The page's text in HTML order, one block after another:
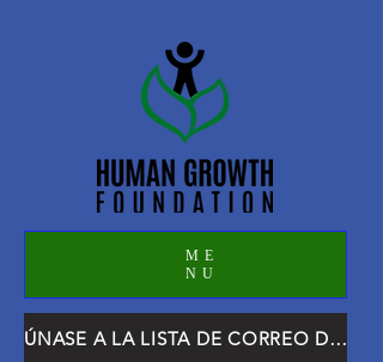
ME
NU
ÚNASE A LA LISTA DE CORREO DE HGF